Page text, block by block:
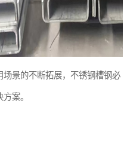
景的不断拓展，不锈钢槽钢必
案。